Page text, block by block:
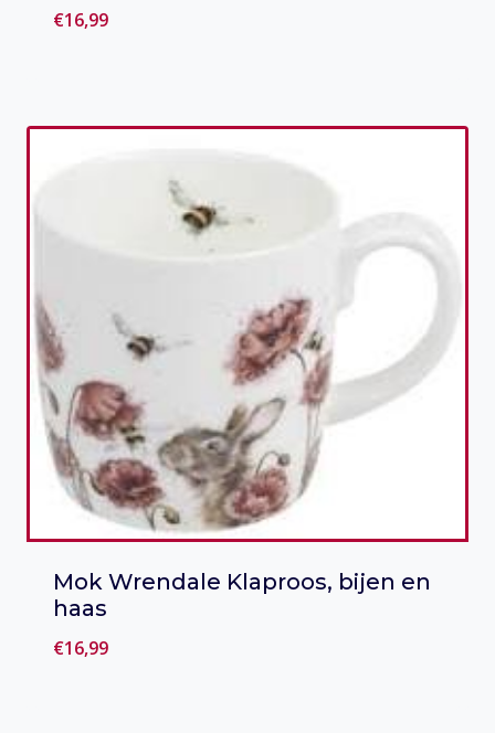
€16,99
Mok Wrendale Klaproos, bijen en
haas
€16,99